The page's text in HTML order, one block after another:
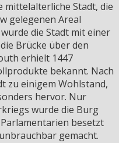
mittelalterliche Stadt, die
gelegenen Areal
die Stadt mit einer
Brücke über den
erhielt 1447
bekannt. Nach
zu einigem Wohlstand,
hervor. Nur
wurde die Burg
besetzt
gemacht.